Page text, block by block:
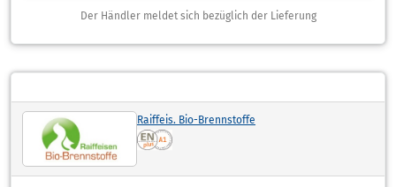
Der Händler meldet sich bezüglich der Lieferung
Raiffeis. Bio-Brennstoffe